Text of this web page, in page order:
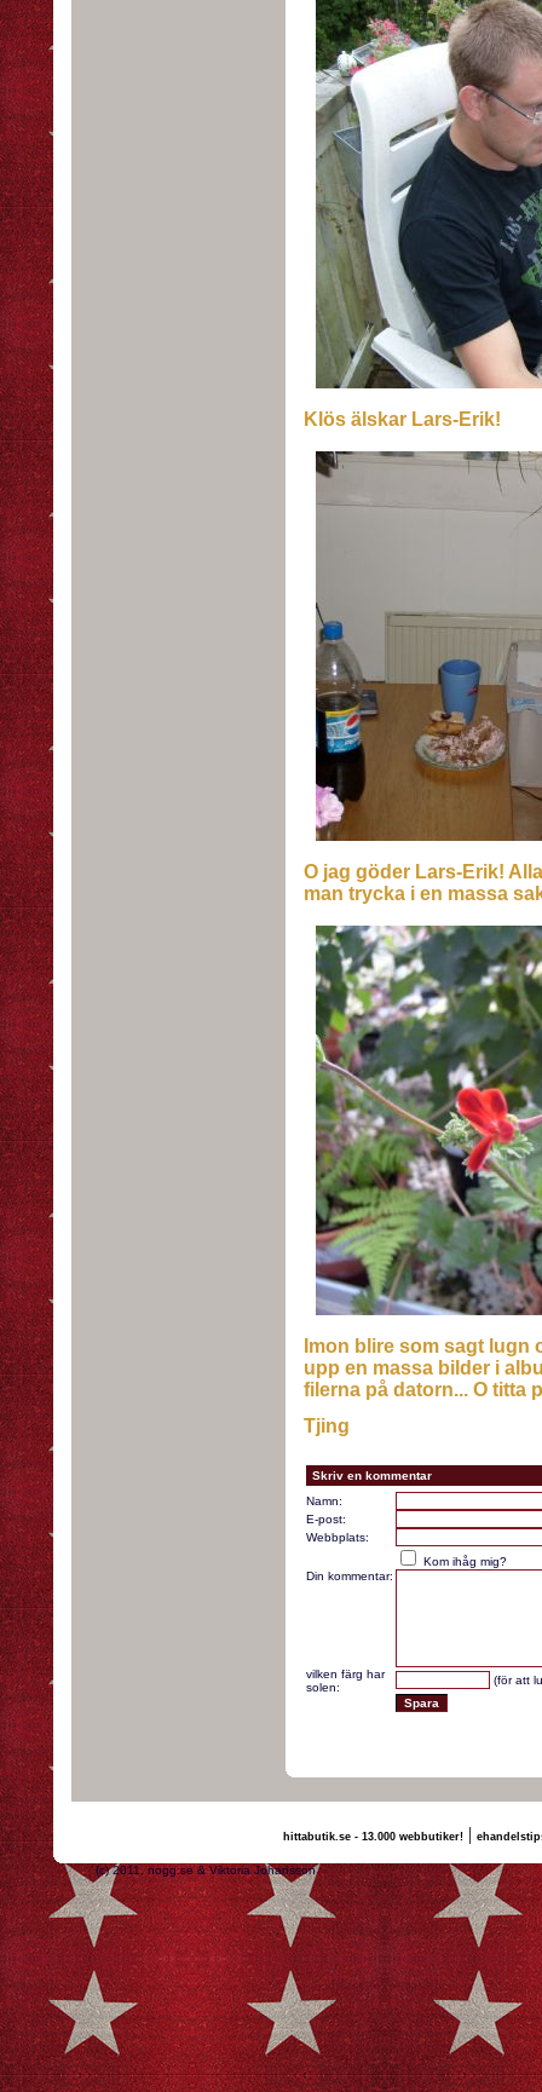
Klös älskar Lars-Erik!
O jag göder Lars-Erik!
man trycka i en massa
Imon blire som sagt lugn
upp en massa bilder i
filerna på datorn... O titta
Tjing
Skriv en kommentar
Namn:
E-post:
Webbplats:
Kom ihåg mig?
Din kommentar:
vilken färg har
solen:
(för att
hittabutik.se - 13.000 webbutiker!|
(c) 2011, nogg.se & Viktoria Johansson